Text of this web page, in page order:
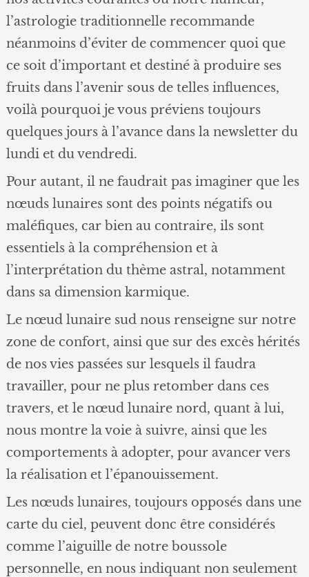
l’astrologie traditionnelle recommande
néanmoins d’éviter de commencer quoi que
ce soit d’important et destiné à produire ses
fruits dans l’avenir sous de telles influences,
voilà pourquoi je vous préviens toujours
quelques jours à l’avance dans la newsletter du
lundi et du vendredi.
Pour autant, il ne faudrait pas imaginer que les
nœuds lunaires sont des points négatifs ou
maléfiques, car bien au contraire, ils sont
essentiels à la compréhension et à
l’interprétation du thème astral, notamment
dans sa dimension karmique.
Le nœud lunaire sud nous renseigne sur notre
zone de confort, ainsi que sur des excès hérités
de nos vies passées sur lesquels il faudra
travailler, pour ne plus retomber dans ces
travers, et le nœud lunaire nord, quant à lui,
nous montre la voie à suivre, ainsi que les
comportements à adopter, pour avancer vers
la réalisation et l’épanouissement.
Les nœuds lunaires, toujours opposés dans une
carte du ciel, peuvent donc être considérés
comme l’aiguille de notre boussole
personnelle, en nous indiquant non seulement